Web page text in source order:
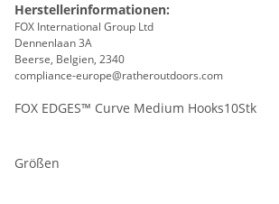
Herstellerinformationen:
FOX International Group Ltd
Dennenlaan 3A
Beerse, Belgien, 2340
compliance-europe@ratheroutdoors.com
FOX EDGES™ Curve Medium Hooks10Stk
Größen